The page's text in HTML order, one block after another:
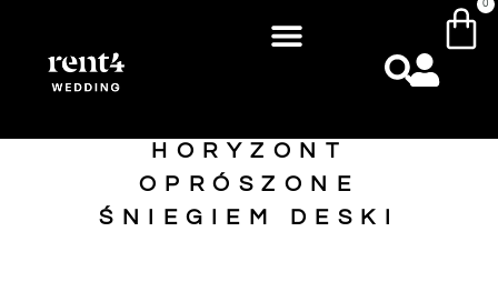
0
HORYZONT
OPRÓSZONE
ŚNIEGIEM DESKI